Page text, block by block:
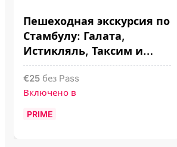
Пешеходная экскурсия по
Стамбулу: Галата,
Истикляль, Таксим и
Каракёй
€25 без Pass
Включено в
PRIME